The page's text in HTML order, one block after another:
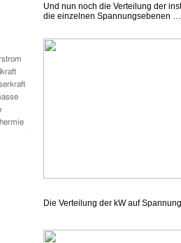
Und nun noch die Verteilung der
die einzelnen Spannungsebenen
Die Verteilung der kW auf